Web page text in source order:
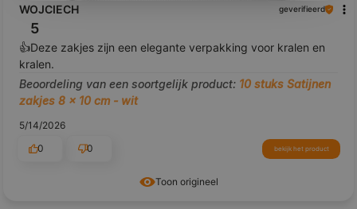
Toon origineel
WOJCIECH geverifieerd
5
👍️Deze zakjes zijn een elegante verpakking voor kralen en
kralen.
Beoordeling van een soortgelijk product: 10 stuks Satijnen
zakjes 8 x 10 cm - wit
5/14/2026
0
0 bekijk het product